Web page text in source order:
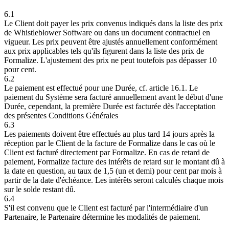
6.1
Le Client doit payer les prix convenus indiqués dans la liste des prix
de Whistleblower Software ou dans un document contractuel en
vigueur. Les prix peuvent être ajustés annuellement conformément
aux prix applicables tels qu'ils figurent dans la liste des prix de
Formalize. L'ajustement des prix ne peut toutefois pas dépasser 10
pour cent.
6.2
Le paiement est effectué pour une Durée, cf. article 16.1. Le
paiement du Système sera facturé annuellement avant le début d'une
Durée, cependant, la première Durée est facturée dès l'acceptation
des présentes Conditions Générales
6.3
Les paiements doivent être effectués au plus tard 14 jours après la
réception par le Client de la facture de Formalize dans le cas où le
Client est facturé directement par Formalize. En cas de retard de
paiement, Formalize facture des intérêts de retard sur le montant dû à
la date en question, au taux de 1,5 (un et demi) pour cent par mois à
partir de la date d'échéance. Les intérêts seront calculés chaque mois
sur le solde restant dû.
6.4
S'il est convenu que le Client est facturé par l'intermédiaire d'un
Partenaire, le Partenaire détermine les modalités de paiement.